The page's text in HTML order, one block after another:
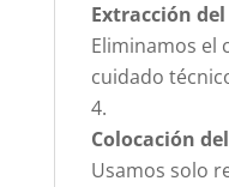
Extracción
Eliminamos el
cuidado
Colocación
Usamos solo